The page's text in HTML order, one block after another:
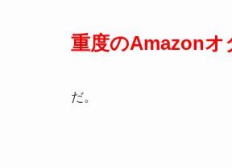
重度のAmazonオ
だ。